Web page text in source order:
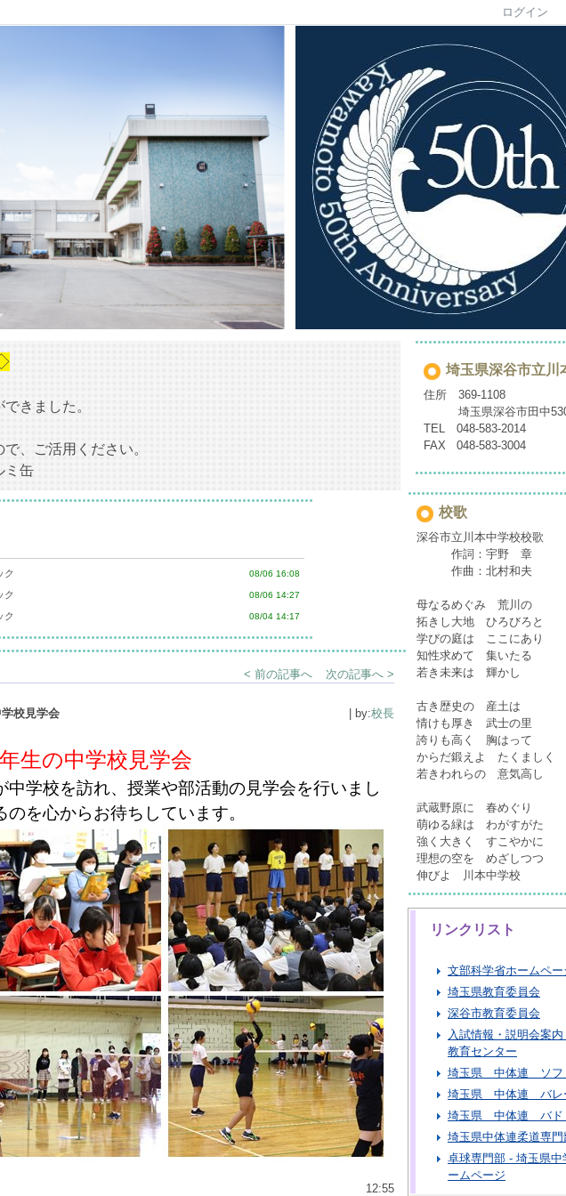
ログイン
きました。
、ご活用ください。
缶
ク 08/06 16:08
ク 08/06 14:27
ク 08/04 14:17
< 前の記事へ 次の記事へ >
校見学会 | by:校長
生の中学校見学会
学校を訪れ、授業や部活動の見学会を行いまし
を心からお待ちしています。
12:55
埼玉県深谷市立川
住所 369-1108
埼玉県深谷市田中
TEL 048-583-2014
FAX 048-583-3004
校歌
深谷市立川本中学校校歌
作詞：宇野 章
作曲：北村和夫
母なるめぐみ 荒川の
拓きし大地 ひろびろと
学びの庭は ここにあり
知性求めて 集いたる
若き未来は 輝かし
古き歴史の 産土は
情けも厚き 武士の里
誇りも高く 胸はって
からだ鍛えよ たくましく
若きわれらの 意気高し
武蔵野原に 春めぐり
萌ゆる緑は わがすがた
強く大きく すこやかに
理想の空を めざしつつ
伸びよ 川本中学校
リンクリスト
文部科学省ホームペー
埼玉県教育委員会
深谷市教育委員会
入試情報・説明会案
教育センター
埼玉県 中体連 ソフ
埼玉県 中体連 バレ
埼玉県 中体連 バド
埼玉県中体連柔道専門
卓球専門部 - 埼玉県
ームページ